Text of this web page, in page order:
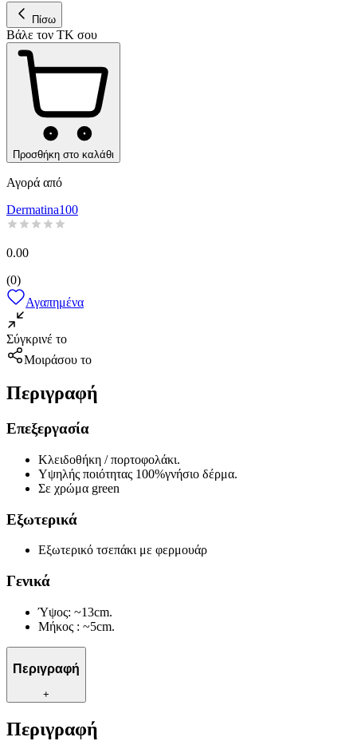
Πίσω
Βάλε τον ΤΚ σου
Προσθήκη στο καλάθι
Αγορά από
Dermatina100
0.00
(0)
Αγαπημένα
Σύγκρινέ το
Μοιράσου το
Περιγραφή
Επεξεργασία
Κλειδοθήκη / πορτοφολάκι.
Υψηλής ποιότητας 100%γνήσιο δέρμα.
Σε χρώμα green
Εξωτερικά
Εξωτερικό τσεπάκι με φερμουάρ
Γενικά
Ύψος: ~13cm.
Μήκος : ~5cm.
Περιγραφή
+
Περιγραφή